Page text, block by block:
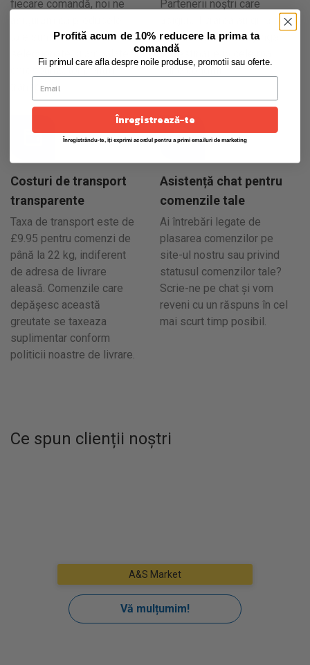
fiecare comandă, noi ne
tale sunt atent
corespunzător pentru
transport.
Partenerii noștri care
asigură livrarea au grijă ca
produsele tale să ajungă
la destinație în cele mai
bune condiții.
Costuri de transport
transparente
Taxa de transport este de
£9.95 pentru comenzi de
până la 22 kg, indiferent
de adresa de livrare
aleasă. Comenzile care
depășesc această
greutate se taxeaza
suplimentar conform
politicii noastre de livrare.
Asistență chat pentru
comenzile tale
Ai întrebări legate de
plasarea comenzilor pe
site-ul nostru sau privind
statusul comenzilor tale?
Scrie-ne pe chat și vom
reveni cu un răspuns în cel
mai scurt timp posibil.
Ce spun clienții noștri
Profită acum de 10% reducere la prima ta
comandă
Fii primul care afla despre noile produse, promotii sau oferte.
Înregistrează-te
Înregistrându-te, îți exprimi acordul pentru a primi emailuri de marketing